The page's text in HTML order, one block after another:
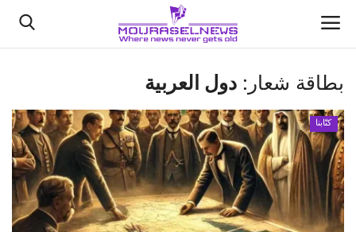
الأخبار
كتّابنا
السعودية
بطاقة شعار: دول العربية
كتّابنا